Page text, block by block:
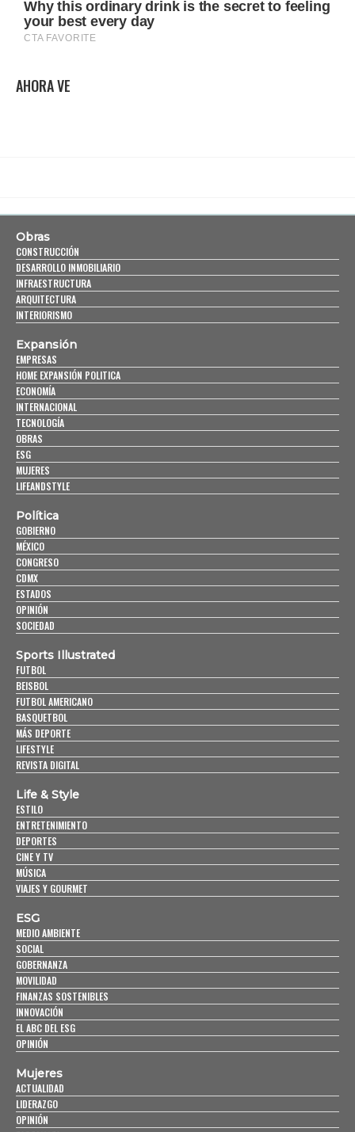
AHORA VE
Obras
CONSTRUCCIÓN
DESARROLLO INMOBILIARIO
INFRAESTRUCTURA
ARQUITECTURA
INTERIORISMO
Expansión
EMPRESAS
HOME EXPANSIÓN POLITICA
ECONOMÍA
INTERNACIONAL
TECNOLOGÍA
OBRAS
ESG
MUJERES
LIFEANDSTYLE
Política
GOBIERNO
MÉXICO
CONGRESO
CDMX
ESTADOS
OPINIÓN
SOCIEDAD
Sports Illustrated
FUTBOL
BEISBOL
FUTBOL AMERICANO
BASQUETBOL
MÁS DEPORTE
LIFESTYLE
REVISTA DIGITAL
Life & Style
ESTILO
ENTRETENIMIENTO
DEPORTES
CINE Y TV
MÚSICA
VIAJES Y GOURMET
ESG
MEDIO AMBIENTE
SOCIAL
GOBERNANZA
MOVILIDAD
FINANZAS SOSTENIBLES
INNOVACIÓN
EL ABC DEL ESG
OPINIÓN
Mujeres
ACTUALIDAD
LIDERAZGO
OPINIÓN